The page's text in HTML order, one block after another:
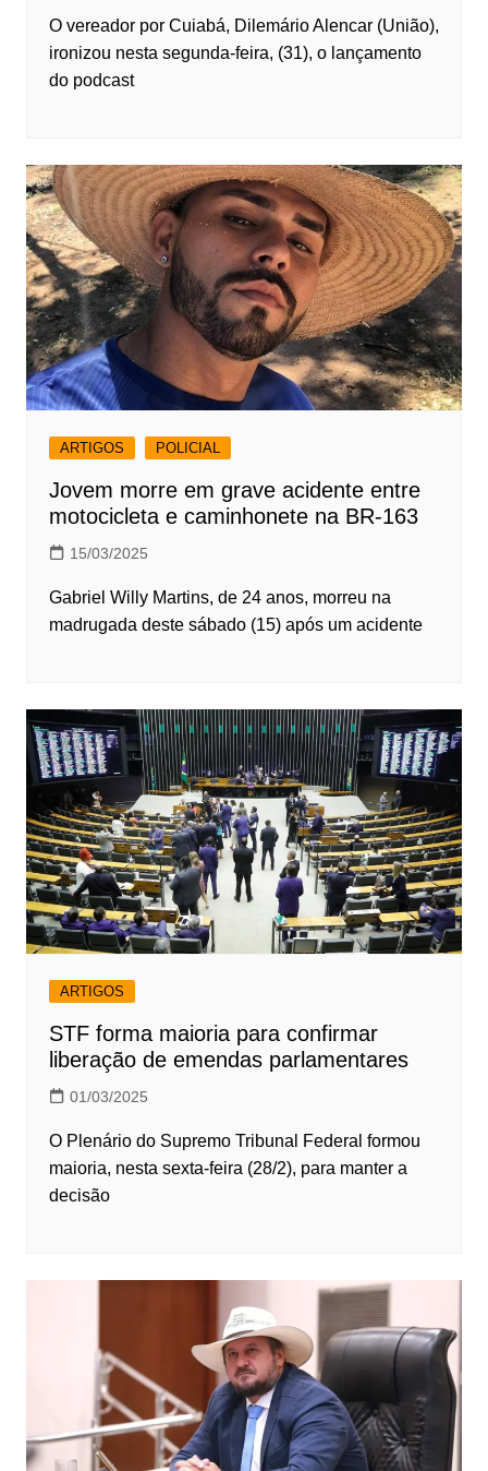
O vereador por Cuiabá, Dilemário Alencar (União),
ironizou nesta segunda-feira, (31), o lançamento
do podcast
ARTIGOS POLICIAL
Jovem morre em grave acidente entre
motocicleta e caminhonete na BR-163
15/03/2025
Gabriel Willy Martins, de 24 anos, morreu na
madrugada deste sábado (15) após um acidente
ARTIGOS
STF forma maioria para confirmar
liberação de emendas parlamentares
01/03/2025
O Plenário do Supremo Tribunal Federal formou
maioria, nesta sexta-feira (28/2), para manter a
decisão